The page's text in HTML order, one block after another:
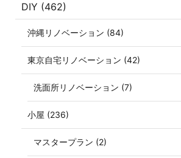
DIY (462)
沖縄リノベーション (84)
東京自宅リノベーション (42)
洗面所リノベーション (7)
小屋 (236)
マスタープラン (2)